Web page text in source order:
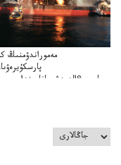
مەموراندۋمنىڭ
پارسى&الەمدشىعاناعىنداعىسىن